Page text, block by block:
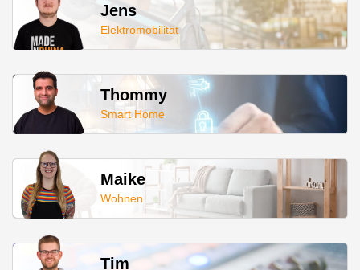
Jens
Elektromobilität
Thommy
Smart Home
Maike
Wohnen
Tim